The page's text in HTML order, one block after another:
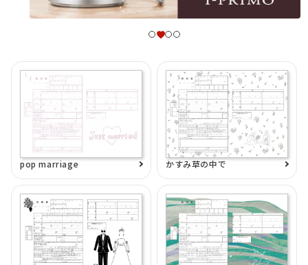
pop marriage かすみ草の中で